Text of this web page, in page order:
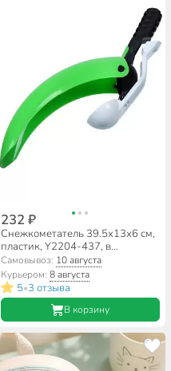
232 ₽
Снежкометатель 39.5х13х6 см,
пластик, Y2204-437, в
ассортименте
Самовывоз: 10 августа
Курьером: 8 августа
5•3 отзыва
В корзину